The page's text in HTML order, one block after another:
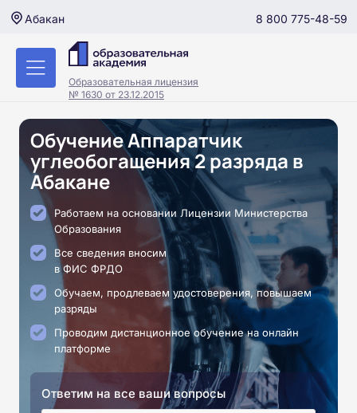
Абакан 8 800 775-48-59
Образовательная лицензия
№ 1630 от 23.12.2015
Обучение Аппаратчик
углеобогащения 2 разряда в
Абакане
Работаем на основании Лицензии Министерства
Образования
Все сведения вносим
в ФИС ФРДО
Обучаем, продлеваем удостоверения, повышаем
разряды
Проводим дистанционное обучение на онлайн
платформе
Ответим на все ваши вопросы